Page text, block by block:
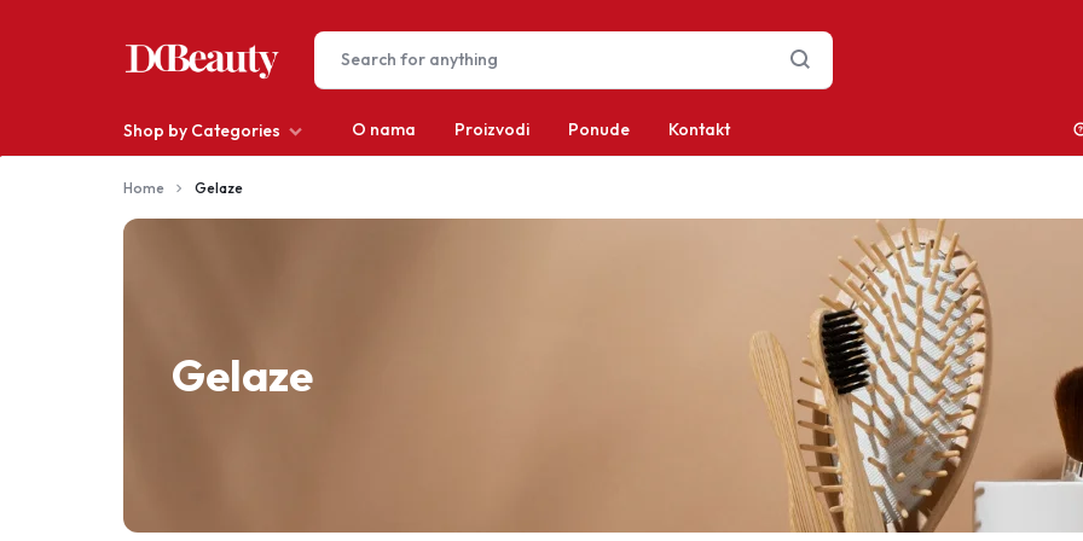
DCBEAUTY
Shop by Categories
Muškarci
O nama Proizvodi Ponude Kontakt
Home Gelaze
Gelaze